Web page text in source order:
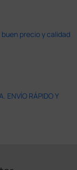
precio y calidad
ENVÍO RÁPIDO Y